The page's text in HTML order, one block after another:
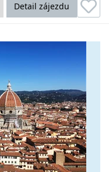
Detail zájezdu